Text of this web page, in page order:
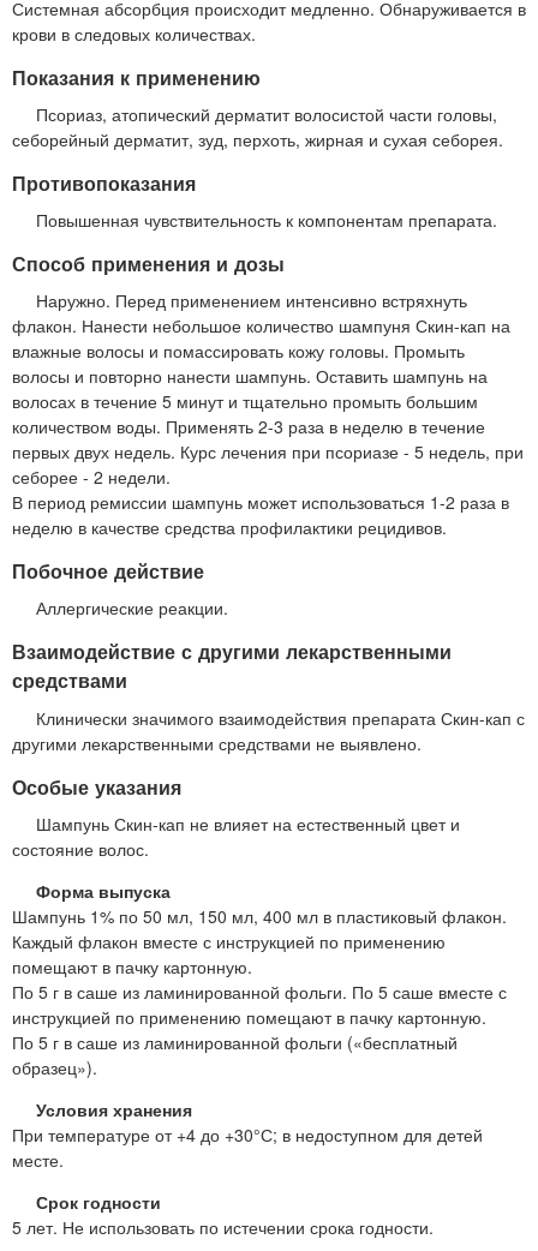
Системная абсорбция происходит медленно. Обнаруживается в
крови в следовых количествах.
Показания к применению
Псориаз, атопический дерматит волосистой части головы,
себорейный дерматит, зуд, перхоть, жирная и сухая себорея.
Противопоказания
Повышенная чувствительность к компонентам препарата.
Способ применения и дозы
Наружно. Перед применением интенсивно встряхнуть
флакон. Нанести небольшое количество шампуня Скин-кап на
влажные волосы и помассировать кожу головы. Промыть
волосы и повторно нанести шампунь. Оставить шампунь на
волосах в течение 5 минут и тщательно промыть большим
количеством воды. Применять 2-3 раза в неделю в течение
первых двух недель. Курс лечения при псориазе - 5 недель, при
себорее - 2 недели.
В период ремиссии шампунь может использоваться 1-2 раза в
неделю в качестве средства профилактики рецидивов.
Побочное действие
Аллергические реакции.
Взаимодействие с другими лекарственными
средствами
Клинически значимого взаимодействия препарата Скин-кап с
другими лекарственными средствами не выявлено.
Особые указания
Шампунь Скин-кап не влияет на естественный цвет и
состояние волос.
Форма выпуска
Шампунь 1% по 50 мл, 150 мл, 400 мл в пластиковый флакон.
Каждый флакон вместе с инструкцией по применению
помещают в пачку картонную.
По 5 г в саше из ламинированной фольги. По 5 саше вместе с
инструкцией по применению помещают в пачку картонную.
По 5 г в саше из ламинированной фольги («бесплатный
образец»).
Условия хранения
При температуре от +4 до +30°С; в недоступном для детей
месте.
Срок годности
5 лет. Не использовать по истечении срока годности.